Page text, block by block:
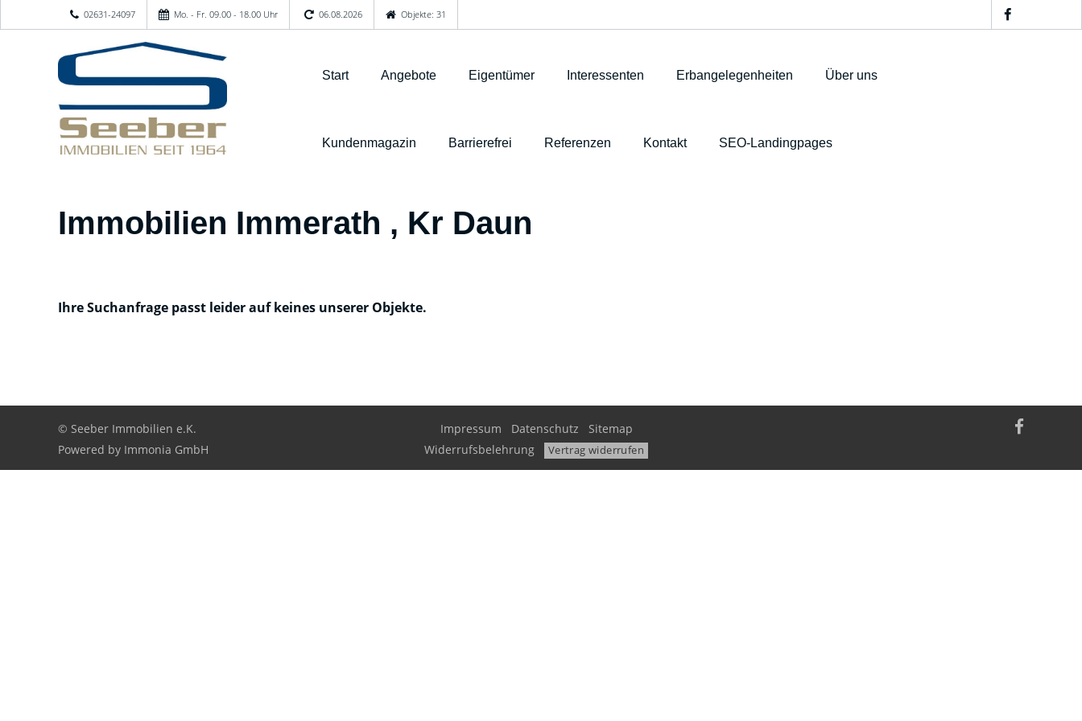
02631-24097 Mo. - Fr. 09.00 - 18.00 Uhr 06.08.2026 Objekte: 31
Start Angebote Eigentümer Interessenten Erbangelegenheiten Über uns
Kundenmagazin Barrierefrei Referenzen Kontakt SEO-Landingpages
Immobilien Immerath , Kr Daun
Ihre Suchanfrage passt leider auf keines unserer Objekte.
© Seeber Immobilien e.K.
Powered by Immonia GmbH
Impressum Datenschutz
Sitemap
Widerrufsbelehrung
Vertrag widerrufen